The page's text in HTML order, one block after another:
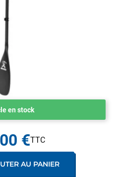
en stock
€
AU PANIER